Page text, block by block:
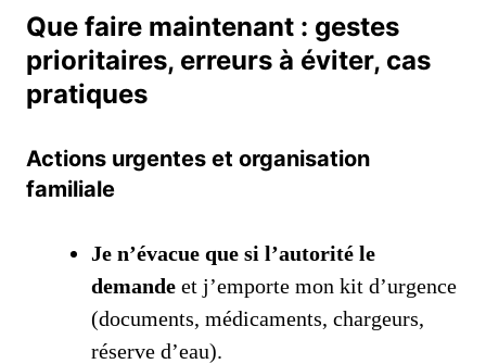
Que faire maintenant : gestes
prioritaires, erreurs à éviter, cas
pratiques
Actions urgentes et organisation
familiale
Je n’évacue que si l’autorité le
demande et j’emporte mon kit d’urgence
(documents, médicaments, chargeurs,
réserve d’eau).